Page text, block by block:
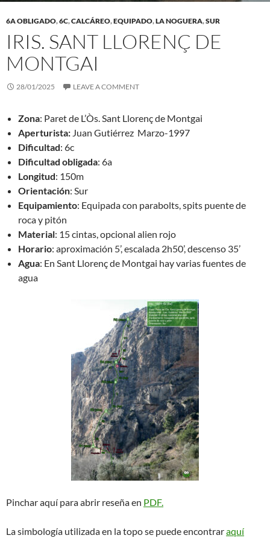
6A OBLIGADO,6C,CALCÁREO,EQUIPADO,LA NOGUERA,SUR
IRIS. SANT LLORENÇ DE
MONTGAI
28/01/2025 LEAVE A COMMENT
Zona: Paret de L’Òs. Sant Llorenç de Montgai
Aperturista: Juan Gutiérrez Marzo-1997
Dificultad: 6c
Dificultad obligada: 6a
Longitud: 150m
Orientación: Sur
Equipamiento: Equipada con parabolts, spits puente de
roca y pitón
Material: 15 cintas, opcional alien rojo
Horario: aproximación 5’, escalada 2h50’, descenso 35’
Agua: En Sant Llorenç de Montgai hay varias fuentes de
agua
Pinchar aquí para abrir reseña en PDF.
La simbología utilizada en la topo se puede encontraraquí